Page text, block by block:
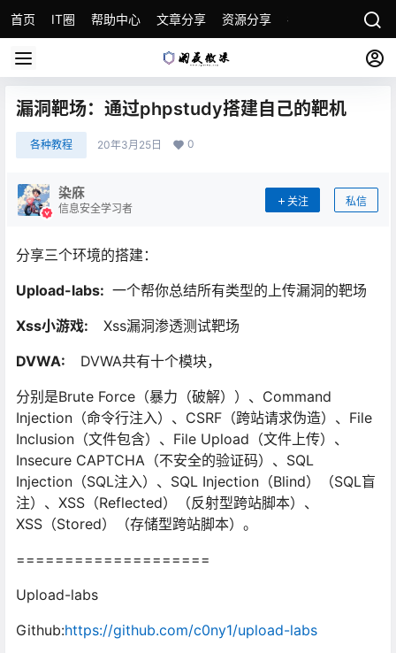
首页 IT圈 帮助中心 文章分享 资源分享 各种教程 关于本
漏洞靶场：通过phpstudy搭建自己的靶机
各种教程 20年3月25日 0
染庥
信息安全学习者
关注 私信
分享三个环境的搭建：
Upload-labs: 一个帮你总结所有类型的上传漏洞的靶场
Xss小游戏:
Xss漏洞渗透测试靶场
DVWA:
DVWA共有十个模块，
分别是Brute Force（暴力（破解））、Command
Injection（命令行注入）、CSRF（跨站请求伪造）、File
Inclusion（文件包含）、File Upload（文件上传）、
Insecure CAPTCHA（不安全的验证码）、SQL
Injection（SQL注入）、SQL Injection（Blind）（SQL盲
注）、XSS（Reflected）（反射型跨站脚本）、
XSS（Stored）（存储型跨站脚本）。
====================
Upload-labs
Github:https://github.com/c0ny1/upload-labs